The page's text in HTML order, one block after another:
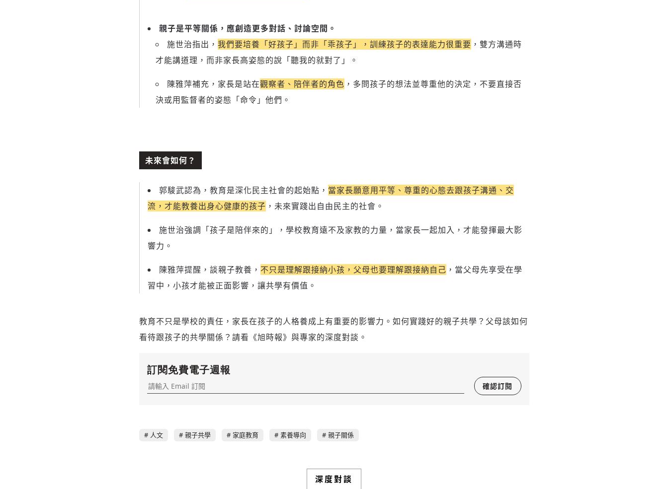
親子是平等關係，應創造更多對話、討論空間。
施世治指出， 我們要培養「好孩子」而非「乖孩子」，訓練孩子的表達能力很重要 ，雙方溝通時
才能講道理，而非家長高姿態的說「聽我的就對了」。
陳雅萍補充，家長是站在觀察者、陪伴者的角色 ，多問孩子的想法並尊重他的決定，不要直接否
決或用監督者的姿態「命令」他們。
未來會如何？
郭駿武認為，教育是深化民主社會的起始點， 當家長願意用平等、尊重的心態去跟孩子溝通、交
流，才能教養出身心健康的孩子 ，未來實踐出自由民主的社會。
施世治強調「孩子是陪伴來的」，學校教育遠不及家教的力量，當家長一起加入，才能發揮最大影
響力。
陳雅萍提醒，談親子教養 ， 不只是理解跟接納小孩，父母也要理解跟接納自己 ，當父母先享受在學
習中，小孩才能被正面影響，讓共學有價值。
教育不只是學校的責任，家長在孩子的人格養成上有重要的影響力。如何實踐好的親子共學？父母該如何
看待跟孩子的共學關係？請看《旭時報》與專家的深度對談。
訂閱免費電子週報
確認訂閱
人文 親子共學 家庭教育 素養導向 親子關係
深度對談